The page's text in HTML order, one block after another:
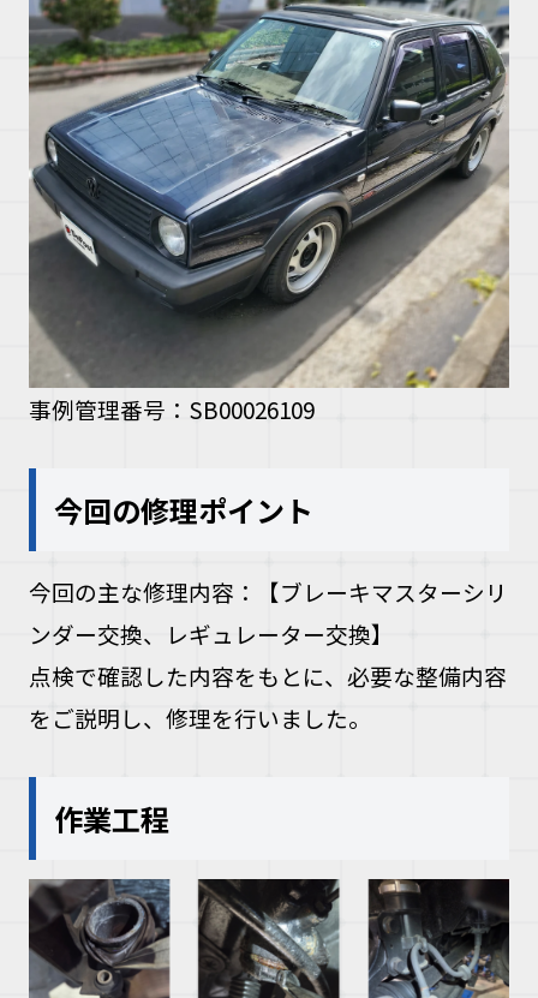
事例管理番号：SB00026109
今回の修理ポイント
今回の主な修理内容：
【ブレーキマスターシリ
ンダー交換、レギュレーター交換】
点検で確認した内容をもとに、必要な整備内容
をご説明し、修理を行いました。
作業工程